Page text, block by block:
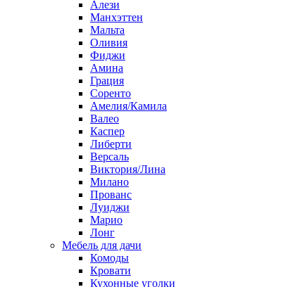
Алези
Манхэттен
Мальта
Оливия
Фиджи
Амина
Грация
Соренто
Амелия/Камила
Валео
Каспер
Либерти
Версаль
Виктория/Лина
Милано
Прованс
Луиджи
Марио
Лонг
Мебель для дачи
Комоды
Кровати
Кухонные уголки